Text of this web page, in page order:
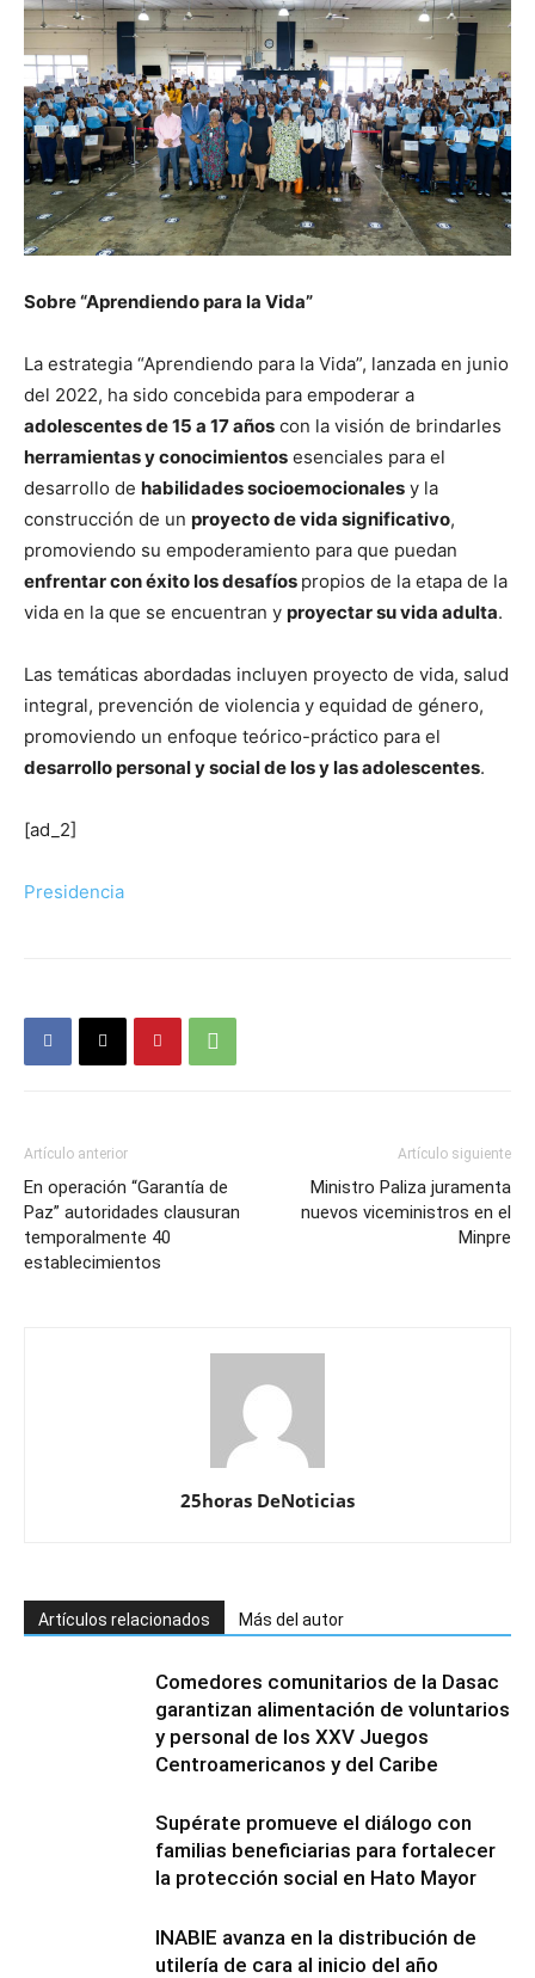
Sobre “Aprendiendo para la Vida”
La estrategia “Aprendiendo para la Vida”, lanzada en junio
del 2022, ha sido concebida para empoderar a
adolescentes de 15 a 17 años con la visión de brindarles
herramientas y conocimientos esenciales para el
desarrollo de habilidades socioemocionales y la
construcción de un proyecto de vida significativo,
promoviendo su empoderamiento para que puedan
enfrentar con éxito los desafíos propios de la etapa de la
vida en la que se encuentran y proyectar su vida adulta.
Las temáticas abordadas incluyen proyecto de vida, salud
integral, prevención de violencia y equidad de género,
promoviendo un enfoque teórico-práctico para el
desarrollo personal y social de los y las adolescentes.
[ad_2]
Presidencia
Artículo anterior
En operación “Garantía de
Paz” autoridades clausuran
temporalmente 40
establecimientos
Artículo siguiente
Ministro Paliza juramenta
nuevos viceministros en el
Minpre
25horas DeNoticias
Artículos relacionados Más del autor
Comedores comunitarios de la Dasac
garantizan alimentación de voluntarios
y personal de los XXV Juegos
Centroamericanos y del Caribe
Supérate promueve el diálogo con
familias beneficiarias para fortalecer
la protección social en Hato Mayor
INABIE avanza en la distribución de
utilería de cara al inicio del año